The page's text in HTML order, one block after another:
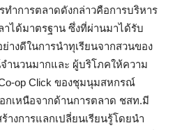
ำการตลาดดังกล่าวคือการบริหาร
าได้มาตรฐาน ซึ่งที่ผ่านมาได้รับ
างดีในการนำทุเรียนจากสวนของ
ำนวนมากและ ผู้บริโภคให้ความ
op Click ของชุมนุมสหกรณ์
กเหนือจากด้านการตลาด ชสท.มี
างการแลกเปลี่ยนเรียนรู้โดยนำ